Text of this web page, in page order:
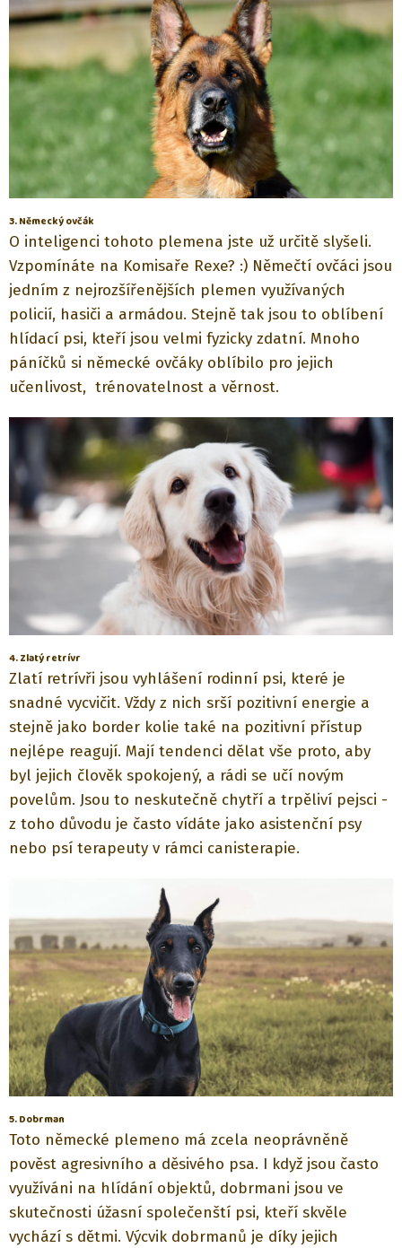
3. Německý ovčák
O inteligenci tohoto plemena jste už určitě slyšeli.
Vzpomínáte na Komisaře Rexe? :) Němečtí ovčáci jsou
jedním z nejrozšířenějších plemen využívaných
policií, hasiči a armádou. Stejně tak jsou to oblíbení
hlídací psi, kteří jsou velmi fyzicky zdatní. Mnoho
páníčků si německé ovčáky oblíbilo pro jejich
učenlivost, trénovatelnost a věrnost.
4. Zlatý retrívr
Zlatí retrívři jsou vyhlášení rodinní psi, které je
snadné vycvičit. Vždy z nich srší pozitivní energie a
stejně jako border kolie také na pozitivní přístup
nejlépe reagují. Mají tendenci dělat vše proto, aby
byl jejich člověk spokojený, a rádi se učí novým
povelům. Jsou to neskutečně chytří a trpěliví pejsci -
z toho důvodu je často vídáte jako asistenční psy
nebo psí terapeuty v rámci canisterapie.
5. Dobrman
Toto německé plemeno má zcela neoprávněně
pověst agresivního a děsivého psa. I když jsou často
využíváni na hlídání objektů, dobrmani jsou ve
skutečnosti úžasní společenští psi, kteří skvěle
vychází s dětmi. Výcvik dobrmanů je díky jejich